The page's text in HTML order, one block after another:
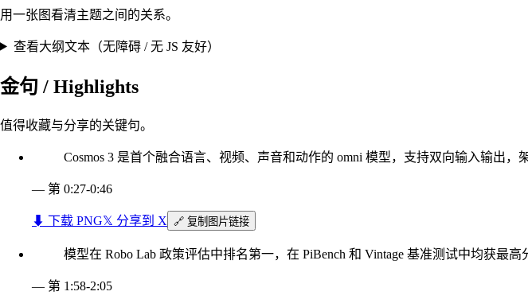
用一张图看清主题之间的关系。
查看大纲文本（无障碍 / 无 JS 友好）
金句 / Highlights
值得收藏与分享的关键句。
Cosmos 3 是首个融合语言、视频、声音和动作的 omni 模型，支持双向输入输出，
— 第 0:27-0:46
⬇︎ 下载 PNG𝕏 分享到 X 🔗 复制图片链接
模型在 Robo Lab 政策评估中排名第一，在 PiBench 和 Vintage 基准测试中均获最高
— 第 1:58-2:05